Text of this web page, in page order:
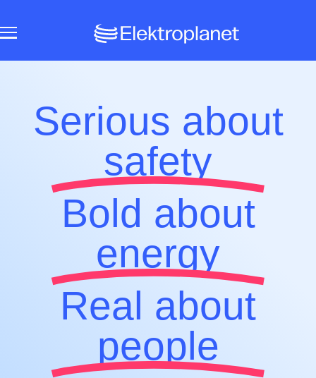
Serious about
safety
Bold about
energy
Real about
people